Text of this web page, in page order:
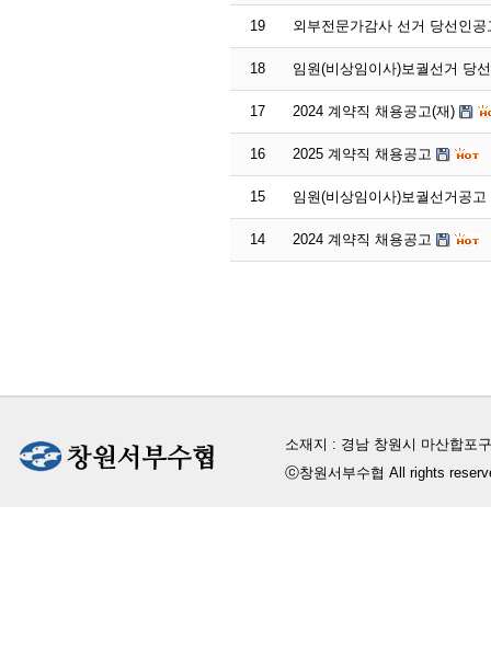
19 외부전문가감사 선거 당선인공
18 임원(비상임이사)보궐선거 당
17 2024 계약직 채용공고(재)
16 2025 계약직 채용공고
15 임원(비상임이사)보궐선거공고
14 2024 계약직 채용공고
소재지 : 경남 창원시 마산합포
ⓒ창원서부수협 All rights